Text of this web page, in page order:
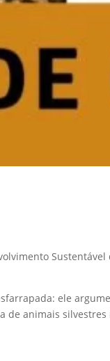
ele
de animais